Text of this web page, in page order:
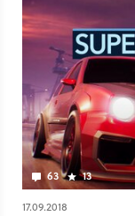
63 13
17.09.2018